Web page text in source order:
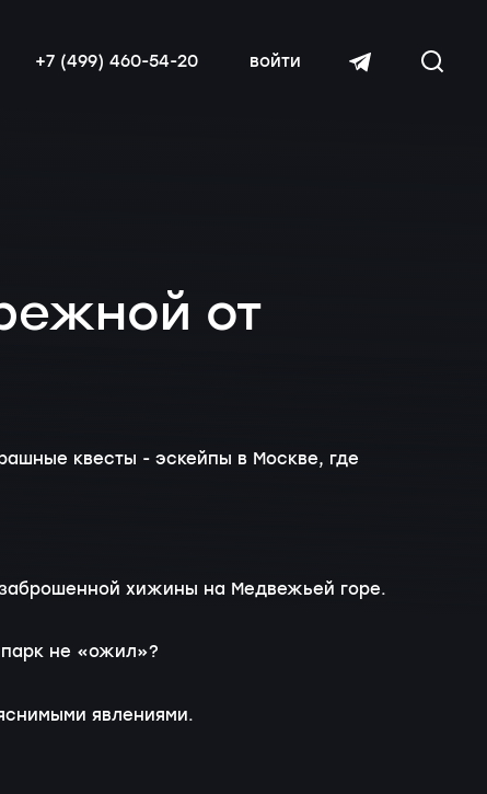
читать далее
+7 (499) 460-54-20 войти
от
квесты - эскейпы в Москве, где
заброшенной хижины на Медвежьей горе.
не «ожил»?
явлениями.